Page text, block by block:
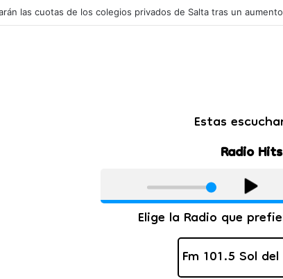
las cuotas de los colegios privados de Salta tras un aumento